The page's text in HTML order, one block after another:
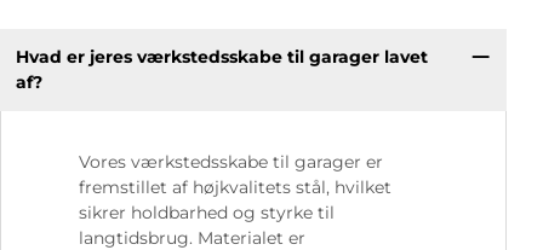
Hvad er jeres værkstedsskabe til garager lavet
af?
Vores værkstedsskabe til garager er
fremstillet af højkvalitets stål, hvilket
sikrer holdbarhed og styrke til
langtidsbrug. Materialet er